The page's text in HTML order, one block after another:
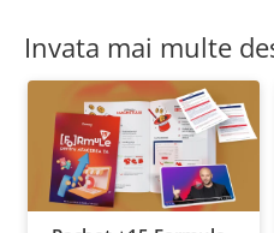
Invata mai multe